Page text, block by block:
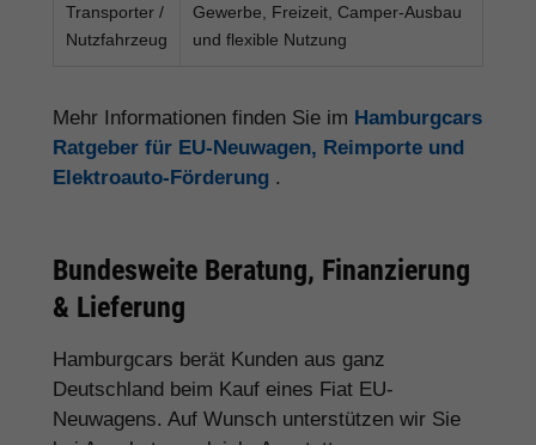
Transporter /
Nutzfahrzeug
Gewerbe, Freizeit, Camper-Ausbau
und flexible Nutzung
Mehr Informationen finden Sie im Hamburgcars
Ratgeber für EU-Neuwagen, Reimporte und
Elektroauto-Förderung .
Bundesweite Beratung, Finanzierung
& Lieferung
Hamburgcars berät Kunden aus ganz
Deutschland beim Kauf eines Fiat EU-
Neuwagens. Auf Wunsch unterstützen wir Sie